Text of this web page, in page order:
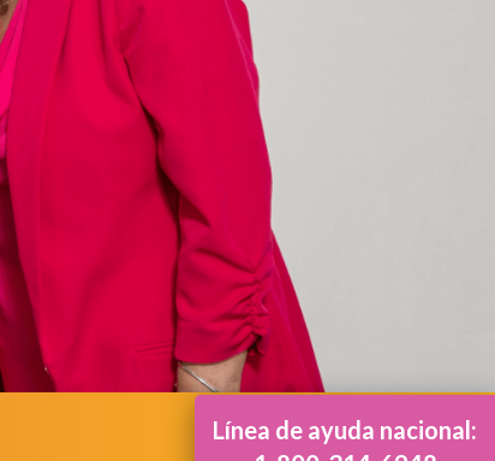
Línea de ayuda nacional: